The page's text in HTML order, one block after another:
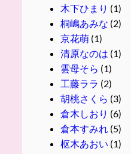
木下ひまり (1)
桐嶋あみな (2)
京花萌(1)
清原なのは (1)
雲母そら (1)
工藤ララ (2)
胡桃さくら (3)
倉木しおり (6)
倉本すみれ (5)
枢木あおい (1)